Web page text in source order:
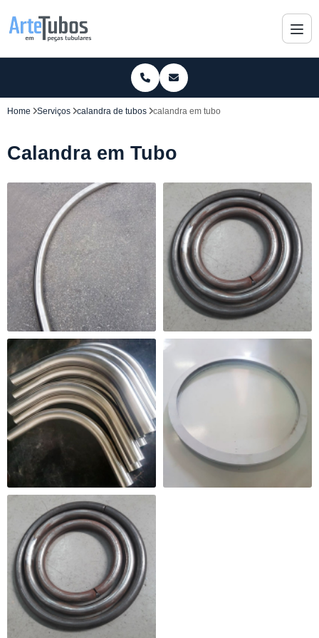
Home Serviços calandra de tubos calandra em tubo
Calandra em Tubo